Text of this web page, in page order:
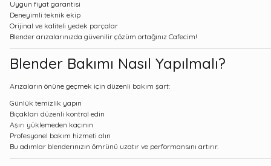
Uygun fiyat garantisi
Deneyimli teknik ekip
Orijinal ve kaliteli yedek parçalar
Blender arızalarınızda güvenilir çözüm ortağınız Cafecim!
Blender Bakımı Nasıl Yapılmalı?
Arızaların önüne geçmek için düzenli bakım şart:
Günlük temizlik yapın
Bıçakları düzenli kontrol edin
Aşırı yüklemeden kaçının
Profesyonel bakım hizmeti alın
Bu adımlar blenderınızın ömrünü uzatır ve performansını artırır.